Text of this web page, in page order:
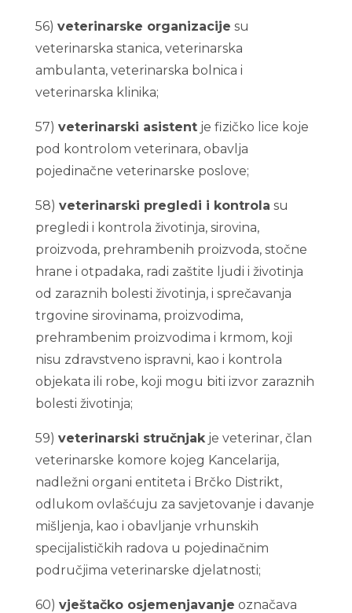
56) veterinarske organizacije su
veterinarska stanica, veterinarska
ambulanta, veterinarska bolnica i
veterinarska klinika;
57) veterinarski asistentje fizičko lice koje
pod kontrolom veterinara, obavlja
pojedinačne veterinarske poslove;
58) veterinarski pregledi i kontrola su
pregledi i kontrola životinja, sirovina,
proizvoda, prehrambenih proizvoda, stočne
hrane i otpadaka, radi zaštite ljudi i životinja
od zaraznih bolesti životinja, i sprečavanja
trgovine sirovinama, proizvodima,
prehrambenim proizvodima i krmom, koji
nisu zdravstveno ispravni, kao i kontrola
objekata ili robe, koji mogu biti izvor zaraznih
bolesti životinja;
59) veterinarski stručnjakje veterinar, član
veterinarske komore kojeg Kancelarija,
nadležni organi entiteta i Brčko Distrikt,
odlukom ovlašćuju za savjetovanje i davanje
mišljenja, kao i obavljanje vrhunskih
specijalističkih radova u pojedinačnim
područjima veterinarske djelatnosti;
60) vještačko osjemenjavanje označava